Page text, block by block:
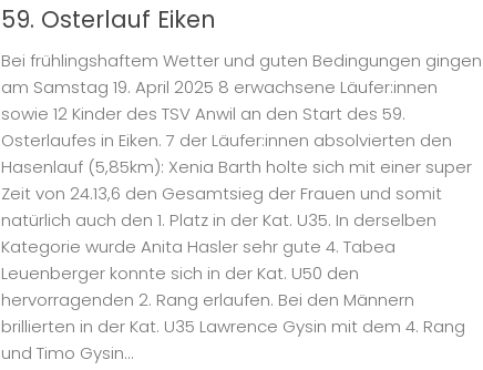
59. Osterlauf Eiken
Bei frühlingshaftem Wetter und guten Bedingungen gingen
am Samstag 19. April 2025 8 erwachsene Läufer:innen
sowie 12 Kinder des TSV Anwil an den Start des 59.
Osterlaufes in Eiken. 7 der Läufer:innen absolvierten den
Hasenlauf (5,85km): Xenia Barth holte sich mit einer super
Zeit von 24.13,6 den Gesamtsieg der Frauen und somit
natürlich auch den 1. Platz in der Kat. U35. In derselben
Kategorie wurde Anita Hasler sehr gute 4. Tabea
Leuenberger konnte sich in der Kat. U50 den
hervorragenden 2. Rang erlaufen. Bei den Männern
brillierten in der Kat. U35 Lawrence Gysin mit dem 4. Rang
und Timo Gysin...